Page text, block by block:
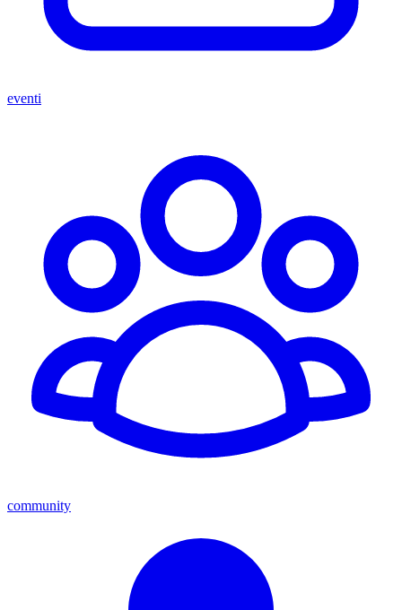
eventi
community